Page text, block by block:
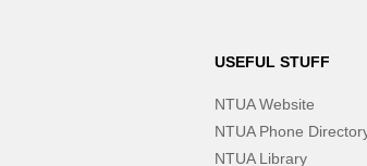
USEFUL STUFF
NTUA Website
NTUA Phone
NTUA Library